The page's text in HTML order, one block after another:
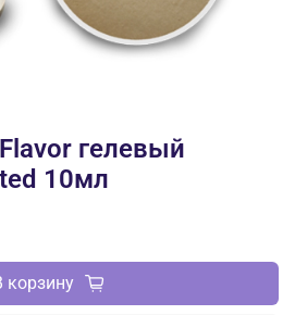
гелевый
10мл
корзину